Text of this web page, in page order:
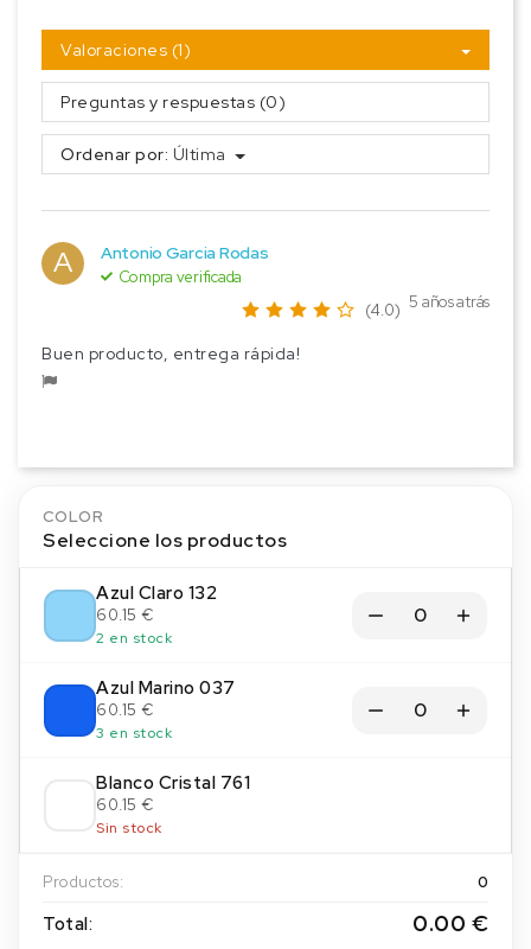
Valoraciones (1)
Preguntas y respuestas (0)
Ordenar por: Última
A Antonio Garcia Rodas
Compra verificada
(4.0) 5 años atrás
Buen producto, entrega rápida!
COLOR
Seleccione los productos
Azul Claro 132
60.15 €
2 en stock
Azul Marino 037
60.15 €
3 en stock
Blanco Cristal 761
60.15 €
Sin stock
Productos: 0
Total: 0.00 €